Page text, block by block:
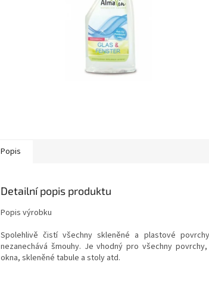
Popis
Detailní popis produktu
Popis výrobku
Spolehlivě čistí všechny skleněné a plastové
nezanechává šmouhy. Je vhodný pro všechny
okna, skleněné tabule a stoly atd.